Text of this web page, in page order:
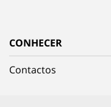
CONHECER
Contactos